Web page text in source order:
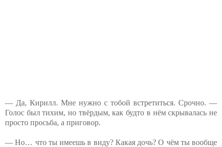
— Да, Кирилл. Мне нужно с тобой встретиться. Срочно. —
Голос был тихим, но твёрдым, как будто в нём скрывалась не
просто просьба, а приговор.
— Но… что ты имеешь в виду? Какая дочь? О чём ты вообще